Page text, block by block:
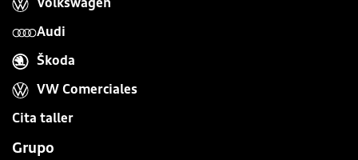
Volkswagen
Audi
Škoda
VW Comerciales
Cita taller
Grupo